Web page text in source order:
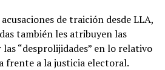
de traición desde LLA,
también les atribuyen las
“desprolijidades” en lo relativo
frente a la justicia electoral.